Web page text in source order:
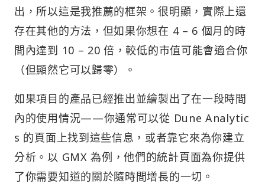
出，所以這是我推薦的框架。很明顯，實際上還
存在其他的方法，但如果你想在 4 – 6 個月的時
間內達到 10 – 20 倍，較低的市值可能會適合你
（但顯然它可以歸零）。
如果項目的產品已經推出並繪製出了在一段時間
內的使用情況——你通常可以從 Dune Analytic
s 的頁面上找到這些信息，或者靠它來為你建立
分析。以 GMX 為例，他們的統計頁面為你提供
了你需要知道的關於隨時間增長的一切。